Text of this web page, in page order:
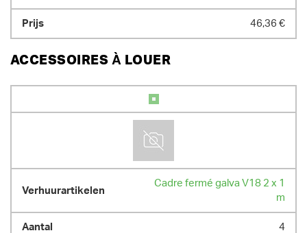
46,36 €
ACCESSOIRES À LOUER
Cadre fermé galva V18 2 x 1
m
4